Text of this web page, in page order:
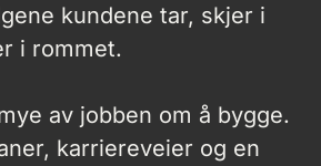
kundene tar, skjer i
i rommet.
av jobben om å bygge.
karriereveier og en